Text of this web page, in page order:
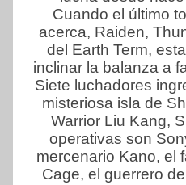
Cuando el último
acerca, Raiden,
del Earth Term,
inclinar la balanza a
Siete luchadores
misteriosa isla de
Warrior Liu Kang,
operativas son
mercenario Kano, el
Cage, el guerrero